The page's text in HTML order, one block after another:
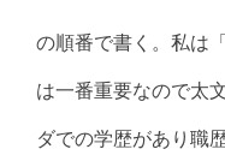
の順番で書く。私は
は一番重要なので太
ダでの学歴があり職